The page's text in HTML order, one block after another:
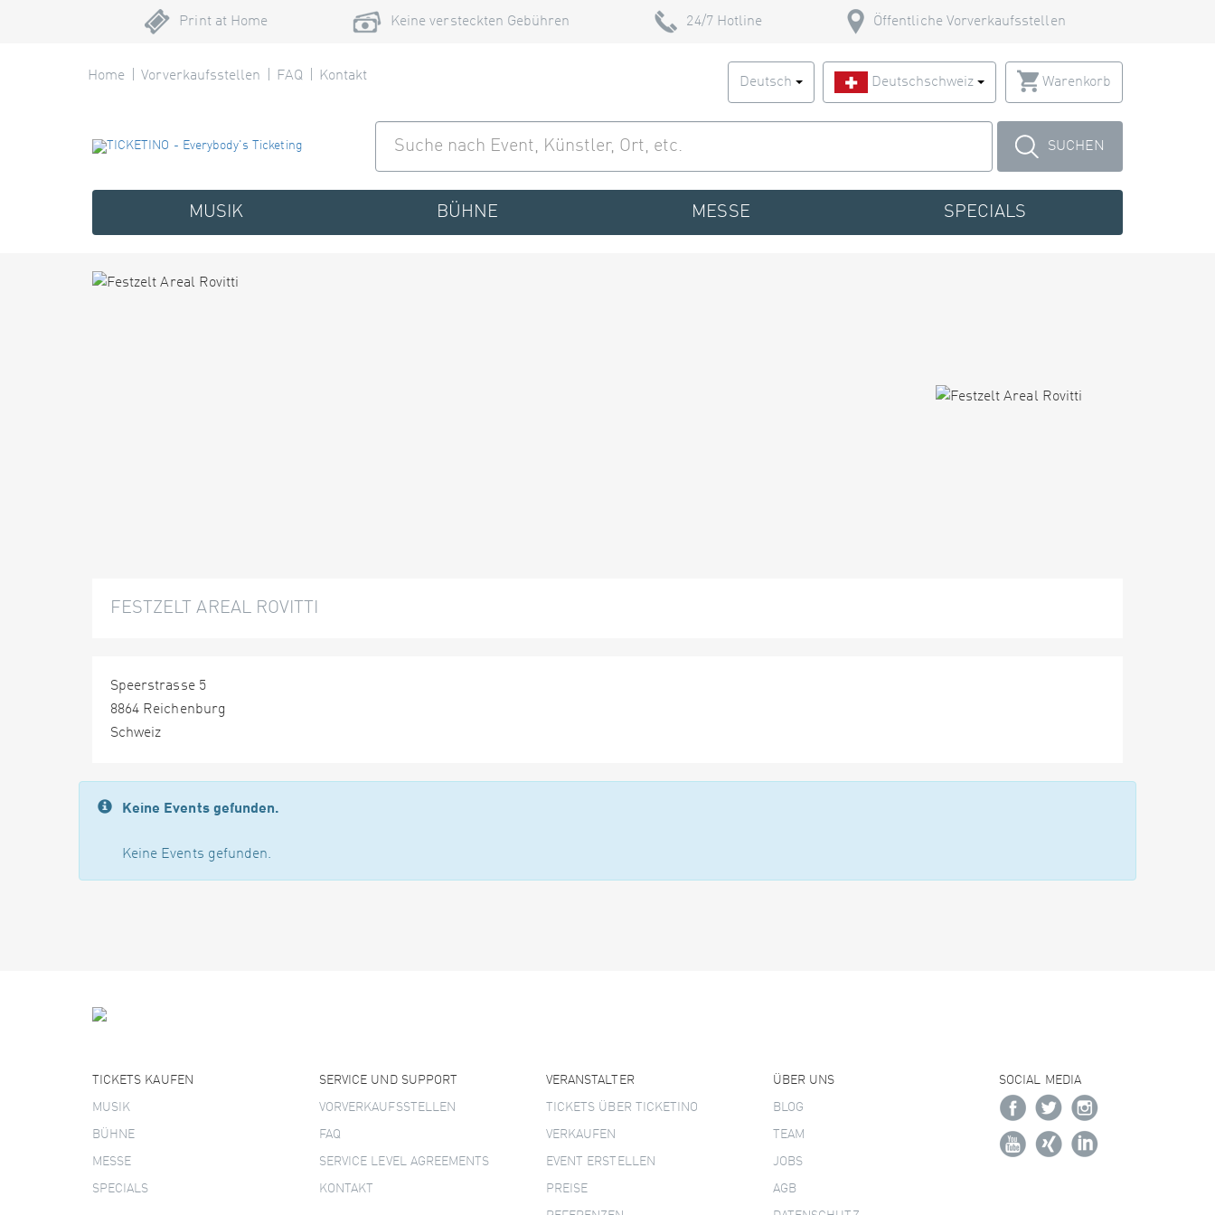
Print at Home Keine versteckten Gebühren 24/7 Hotline Öffentliche Vorverkaufsstellen
Home Vorverkaufsstellen FAQ Kontakt Deutsch Deutschschweiz Warenkorb
SUCHEN
MUSIK BÜHNE MESSE SPECIALS
FESTZELT AREAL ROVITTI
Speerstrasse 5
8864 Reichenburg
Schweiz
Keine Events gefunden.
Keine Events gefunden.
TICKETS KAUFEN
MUSIK
BÜHNE
MESSE
SPECIALS
SERVICE UND SUPPORT
VORVERKAUFSSTELLEN
FAQ
SERVICE LEVEL AGREEMENTS
KONTAKT
VERANSTALTER
TICKETS ÜBER TICKETINO
VERKAUFEN
EVENT ERSTELLEN
PREISE
ÜBER UNS
BLOG
TEAM
JOBS
AGB
SOCIAL MEDIA